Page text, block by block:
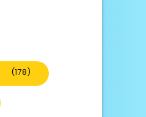
(178)